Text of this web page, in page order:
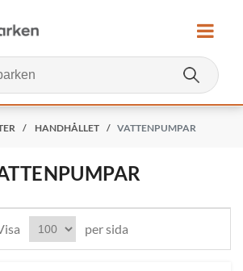
/ HANDHÅLLET / VATTENPUMPAR
per sida